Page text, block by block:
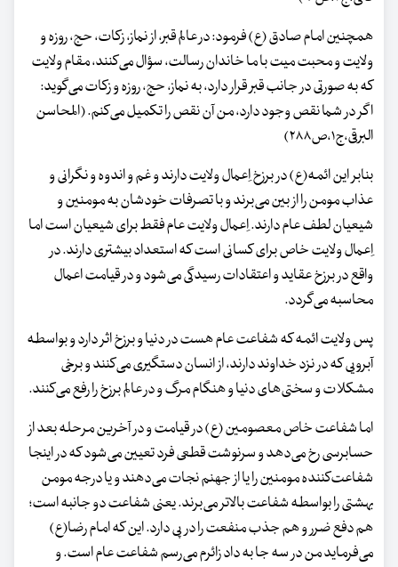
همچنین امام صادق (ع) فرمود: در عالم قبر، از نماز، زکات، حج، روزه و
ولایت و محبت میت با ما خاندان رسالت، سؤال می‌کنند، مقام ولایت
که به صورتی در جانب قبر قرار دارد، به نماز، حج، روزه و زکات می‌گوید:
اگر در شما نقص وجود دارد، من آن نقص را تکمیل می‌کنم. (المحاسن
البرقی،ج۱،ص۲۸۸)
بنابر این ائمه‌(ع) در برزخ اِعمال ولایت دارند و غم و اندوه و نگرانی و
عذاب مومن را از بین می‌برند و با تصرفات خودشان به مومنین و
شیعیان لطف عام دارند. اِعمال ولایت عام فقط برای شیعیان است اما
اِعمال ولایت خاص برای کسانی است که استعداد بیشتری دارند. در
واقع در برزخ عقاید و اعتقادات رسیدگی می‌شود و در قیامت اعمال
محاسبه می‌گردد.
پس ولایت ائمه که شفاعت عام هست در دنیا و برزخ اثر دارد و بواسطه
آبرویی که در نزد خداوند دارند، از انسان دستگیری می‌کنند و برخی
مشکلات و سختی‌های دنیا و هنگام مرگ و در عالم برزخ را رفع می‌کنند.
اما شفاعت خاص معصومین (ع) در قیامت و در آخرین مرحله بعد از
حسابرسی رخ می‌دهد و سرنوشت قطعی فرد تعیین می‌شود که در اینجا
شفاعت‌کننده مومنین را یا از جهنم نجات می‌دهند و یا درجه مومن
بهشتی را بواسطه شفاعت بالاتر می‌برند. یعنی شفاعت دو جانبه است؛
هم دفع ضرر و هم جذب منفعت را در پی دارد. این که امام رضا(ع)
می‌فرماید من در سه جا به داد زائرم می‌رسم شفاعت عام است. و